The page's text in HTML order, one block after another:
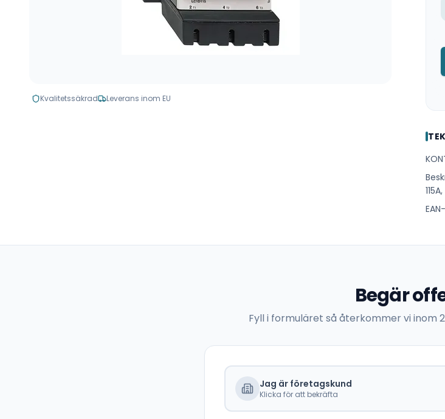
Kvalitetssäkrad Leverans inom EU
Begär
Fyll i formuläret så återkommer vi inom
Jag är företagskund
Klicka för att bekräfta